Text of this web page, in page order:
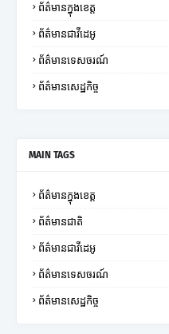
ព័ត៌មានក្នុងខេត្ត
ព័ត៌មានជាវីដេអូ
ព័ត៌មានទេសចរណ៍
ព័ត៌មានសេដ្ឋកិច្ច
MAIN TAGS
ព័ត៌មានក្នុងខេត្ត
ព័ត៌មានជាតិ
ព័ត៌មានជាវីដេអូ
ព័ត៌មានទេសចរណ៍
ព័ត៌មានសេដ្ឋកិច្ច